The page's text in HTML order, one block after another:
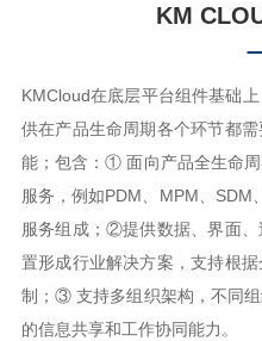
KM
KMCloud在底层平台组件基础
供在产品生命周期各个环节都
能；包含：① 面向产品全生命
服务，例如PDM、MPM、SDM
服务组成；②提供数据、界面
置形成行业解决方案，支持根
制；③ 支持多组织架构，不同
的信息共享和工作协同能力。